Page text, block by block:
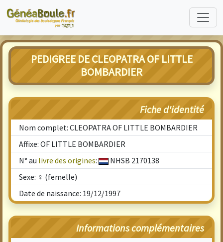
PEDIGREE DE CLEOPATRA OF LITTLE
BOMBARDIER
Fiche d'identité
Nom complet: CLEOPATRA OF LITTLE BOMBARDIER
Affixe: OF LITTLE BOMBARDIER
N° au livre des origines:
NHSB 2170138
Sexe: ♀ (femelle)
Date de naissance: 19/12/1997
Informations complémentaires